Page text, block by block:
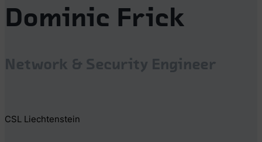
Dominic Frick
Network & Security Engineer
CSL Liechtenstein